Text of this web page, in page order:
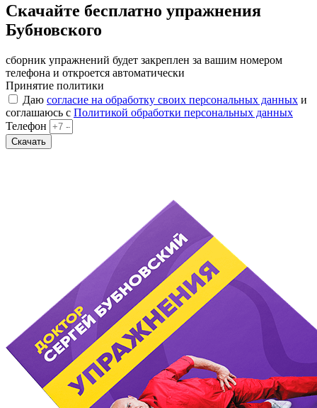
Скачайте бесплатно упражнения
Бубновского
сборник упражнений будет закреплен за вашим номером
телефона и откроется автоматически
Принятие политики
Даю согласие на обработку своих персональных данных и
соглашаюсь с Политикой обработки персональных данных
Телефон
Скачать